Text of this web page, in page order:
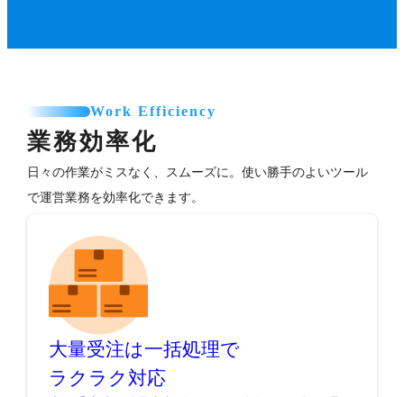
Work Efficiency
業務効率化
日々の作業がミスなく、スムーズに。使い勝手のよいツール
で運営業務を効率化できます。
大量受注は一括処理で
ラクラク対応